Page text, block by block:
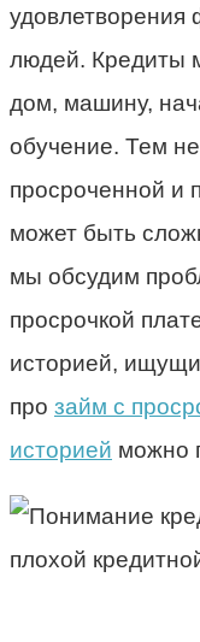
удовлетворения
людей. Кредиты
дом, машину,
обучение. Тем
просроченной и
может быть
мы обсудим
просрочкой
историей,
про займ с
историей можно